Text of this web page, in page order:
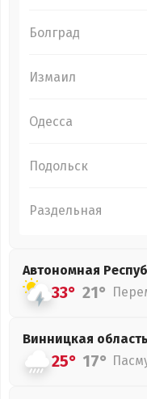
Болград
Измаил
Одесса
Подольск
Раздельная
Автономная
33° 21°
Винницкая область
25° 17°